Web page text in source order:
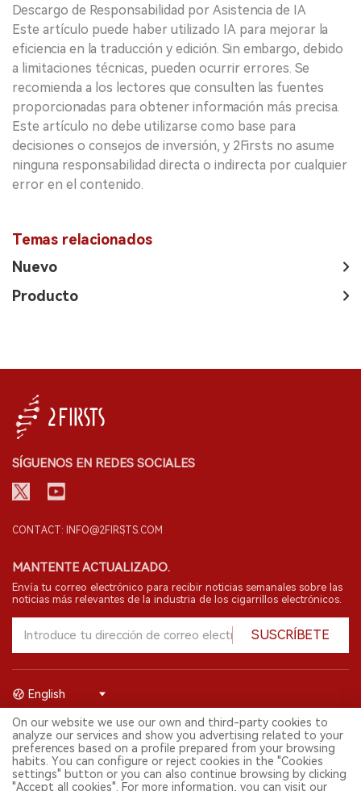
Descargo de Responsabilidad por Asistencia de IA
Este artículo puede haber utilizado IA para mejorar la
eficiencia en la traducción y edición. Sin embargo, debido
a limitaciones técnicas, pueden ocurrir errores. Se
recomienda a los lectores que consulten las fuentes
proporcionadas para obtener información más precisa.
Este artículo no debe utilizarse como base para
decisiones o consejos de inversión, y 2Firsts no asume
ninguna responsabilidad directa o indirecta por cualquier
error en el contenido.
Temas relacionados
Nuevo
Producto
SÍGUENOS EN REDES SOCIALES
CONTACT: INFO@2FIRSTS.COM
MANTENTE ACTUALIZADO.
Envía tu correo electrónico para recibir noticias semanales sobre las
noticias más relevantes de la industria de los cigarrillos electrónicos.
SUSCRÍBETE
© 2026 Shenzhen 2FIRSTS Technology Co.,Ltd. Todos los derechos
reservados.
2FIRSTS solo es accesible para profesionales de la industria,
investigadores, medios y otros profesionales. El acceso por menores
está prohibido.
English
On our website we use our own and third-party cookies to
analyze our services and show you advertising related to your
preferences based on a profile prepared from your browsing
habits. You can configure or reject cookies in the "Cookies
settings" button or you can also continue browsing by clicking
"Accept all cookies". For more information, you can visit our